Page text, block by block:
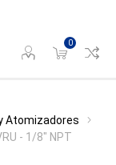
0
Atomizadores
- 1/8" NPT